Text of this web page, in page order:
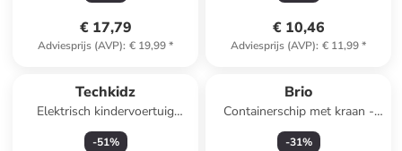
€ 17,79
Adviesprijs (AVP): € 19,99*
€ 10,46
Adviesprijs (AVP): € 11,99*
Techkidz
Elektrisch kindervoertuig
"Quad" - vanaf 3 jaar
-51%
Brio
Containerschip met kraan -
vanaf 3 jaar
-31%